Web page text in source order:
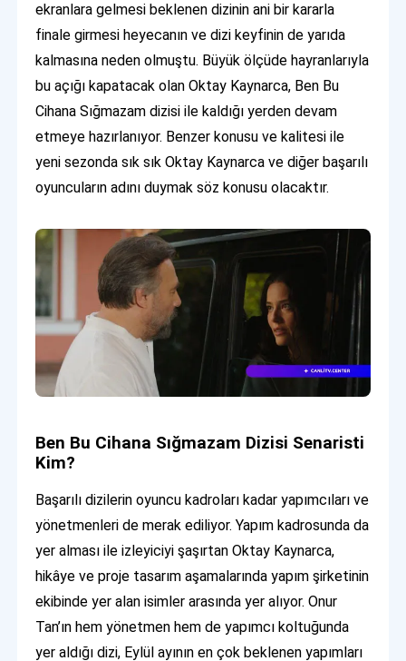
ekranlara gelmesi beklenen dizinin ani bir kararla
finale girmesi heyecanın ve dizi keyfinin de yarıda
kalmasına neden olmuştu. Büyük ölçüde hayranlarıyla
bu açığı kapatacak olan Oktay Kaynarca, Ben Bu
Cihana Sığmazam dizisi ile kaldığı yerden devam
etmeye hazırlanıyor. Benzer konusu ve kalitesi ile
yeni sezonda sık sık Oktay Kaynarca ve diğer başarılı
oyuncuların adını duymak söz konusu olacaktır.
Ben Bu Cihana Sığmazam Dizisi Senaristi
Kim?
Başarılı dizilerin oyuncu kadroları kadar yapımcıları ve
yönetmenleri de merak ediliyor. Yapım kadrosunda da
yer alması ile izleyiciyi şaşırtan Oktay Kaynarca,
hikâye ve proje tasarım aşamalarında yapım şirketinin
ekibinde yer alan isimler arasında yer alıyor. Onur
Tan’ın hem yönetmen hem de yapımcı koltuğunda
yer aldığı dizi, Eylül ayının en çok beklenen yapımları